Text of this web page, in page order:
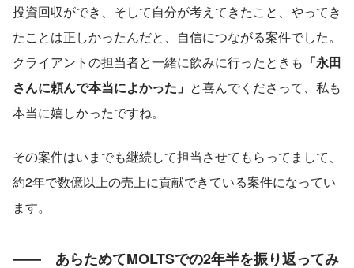
投資回収ができ、そして自分が考えてきたこと、やってき
たことは正しかったんだと、自信につながる案件でした。
クライアントの担当者と一緒に飲みに行ったときも 「永田
さんに頼んで本当によかった」 と喜んでくださって、私も
本当に嬉しかったですね。
その案件はいまでも継続して担当させてもらってまして、
約2年で数億以上の売上に貢献できている案件になってい
ます。
――　あらためてMOLTSでの2年半を振り返ってみ